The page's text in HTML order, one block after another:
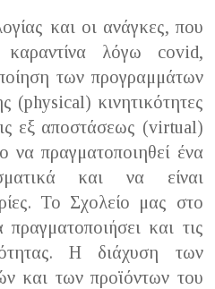
και οι ανάγκες, που
λόγω covid,
των προγραμμάτων
(physical) κινητικότητες
εξ αποστάσεως (virtual)
να πραγματοποιηθεί ένα
και να είναι
Το Σχολείο μας στο
και τις
Η διάχυση των
και των προϊόντων του